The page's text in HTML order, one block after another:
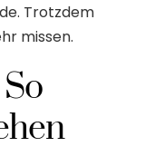
Trotzdem
missen.